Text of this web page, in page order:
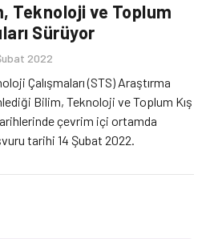
Teknoloji ve Toplum
Sürüyor
2022
Çalışmaları (STS) Araştırma
Bilim, Teknoloji ve Toplum Kış
çevrim içi ortamda
tarihi 14 Şubat 2022.